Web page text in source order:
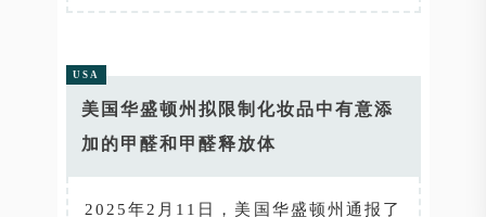
USA
美国华盛顿州拟限制化妆品中有意添
加的甲醛和甲醛释放体
2025年2月11日，美国华盛顿州通报了